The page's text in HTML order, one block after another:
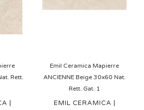
Rett.
|
Emil Ceramica Mapierre
ANCIENNE Beige 30x60 Nat.
Rett. Gat. 1
EMIL CERAMICA |